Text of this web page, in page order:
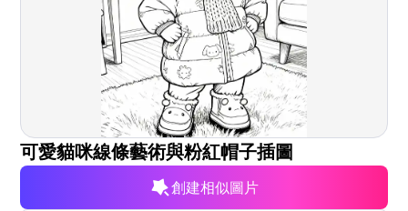
免費工具
可愛貓咪線條藝術與粉紅帽子插圖
創建相似圖片